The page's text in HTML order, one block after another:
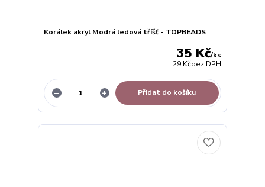
Korálek akryl Modrá ledová tříšť - TOPBEADS
35 Kč/ks
29 Kčbez DPH
Přidat do košíku